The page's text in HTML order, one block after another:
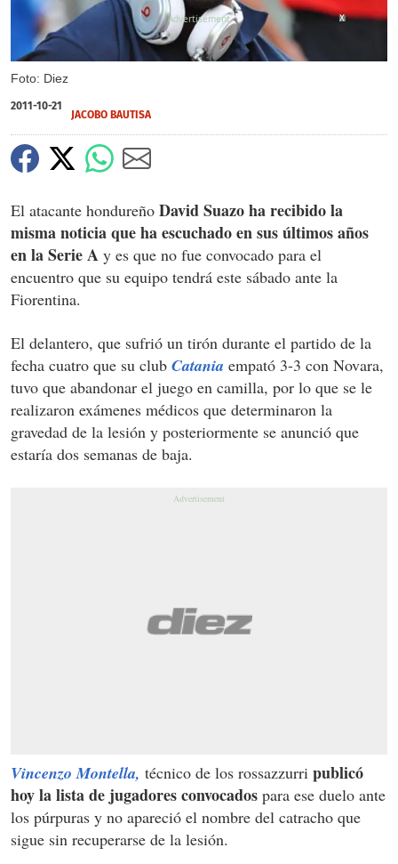
Foto: Diez
X
2011-10-21
JACOBO BAUTISA
El atacante hondureño David Suazo ha recibido la
misma noticia que ha escuchado en sus últimos años
en la Serie A y es que no fue convocado para el
encuentro que su equipo tendrá este sábado ante la
Fiorentina.
El delantero, que sufrió un tirón durante el partido de la
fecha cuatro que su club Catania empató 3-3 con Novara,
tuvo que abandonar el juego en camilla, por lo que se le
realizaron exámenes médicos que determinaron la
gravedad de la lesión y posteriormente se anunció que
estaría dos semanas de baja.
Vincenzo Montella, técnico de los rossazzurri publicó
hoy la lista de jugadores convocados para ese duelo ante
los púrpuras y no apareció el nombre del catracho que
sigue sin recuperarse de la lesión.